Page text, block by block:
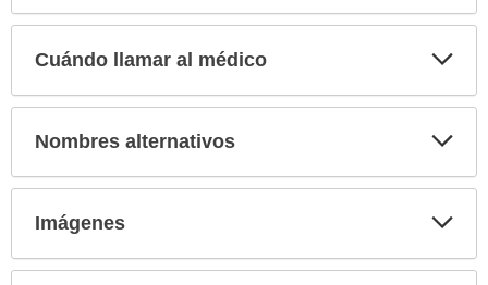
Cuándo llamar al médico
Nombres alternativos
Imágenes